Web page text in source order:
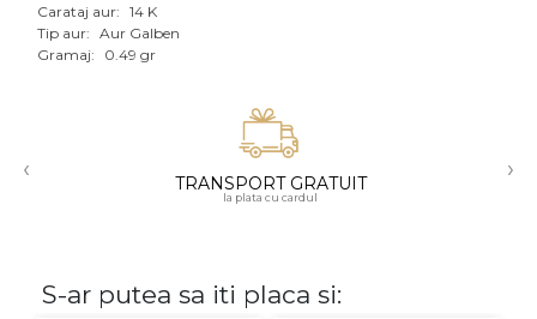
Aur mixt
18K
Carataj aur: 14 K
Tip aur: Aur Galben
Gramaj:
0.49 gr
‹ TRANSPORT GRATUIT
la plata cu cardul
›
S-ar putea sa iti placa si: